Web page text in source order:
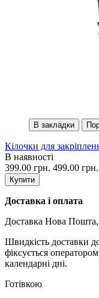
В закладки
Кілочки для
В наявності
399.00 грн. 499.00 грн.
Купити
Доставка і оплата
Доставка Нова
Швидкість доставки
фіксується
календарні дні.
Готівкою